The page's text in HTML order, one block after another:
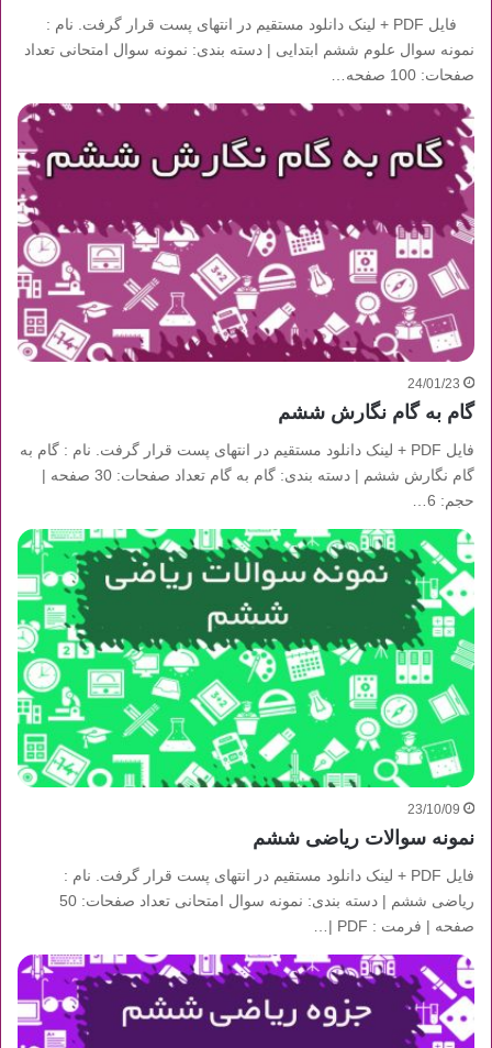
فایل PDF + لینک دانلود مستقیم در انتهای پست قرار گرفت. نام :
نمونه سوال علوم ششم ابتدایی | دسته بندی: نمونه سوال امتحانی تعداد
صفحات: 100 صفحه…
24/01/23
گام به گام نگارش ششم
فایل PDF + لینک دانلود مستقیم در انتهای پست قرار گرفت. نام : گام به
گام نگارش ششم | دسته بندی: گام به گام تعداد صفحات: 30 صفحه |
حجم: 6…
23/10/09
نمونه سوالات ریاضی ششم
فایل PDF + لینک دانلود مستقیم در انتهای پست قرار گرفت. نام :
ریاضی ششم | دسته بندی: نمونه سوال امتحانی تعداد صفحات: 50
صفحه | فرمت : PDF |…